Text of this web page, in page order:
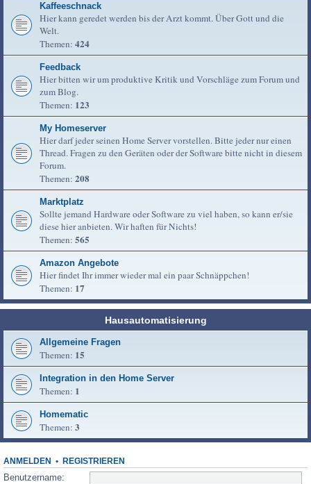
Kaffeeschnack
Hier kann geredet werden bis der Arzt kommt. Über Gott und die
Welt.
Themen: 424
Feedback
Hier bitten wir um produktive Kritik und Vorschläge zum Forum und
zum Blog.
Themen: 123
My Homeserver
Hier darf jeder seinen Home Server vorstellen. Bitte jeder nur einen
Thread. Fragen zu den Geräten oder der Software bitte nicht in diesem
Forum.
Themen: 208
Marktplatz
Sollte jemand Hardware oder Software zu viel haben, so kann er/sie
diese hier anbieten. Wir haften für Nichts!
Themen: 565
Amazon Angebote
Hier findet Ihr immer wieder mal ein paar Schnäppchen!
Themen: 17
Hausautomatisierung
Allgemeine Fragen
Themen: 15
Integration in den Home Server
Themen: 1
Homematic
Themen: 3
ANMELDEN • REGISTRIEREN
Benutzername: